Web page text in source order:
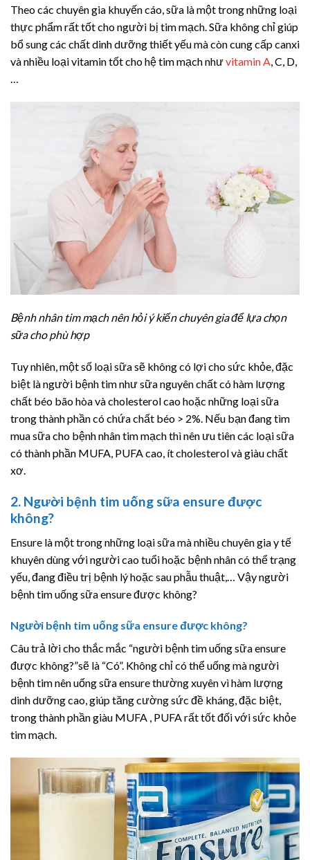
Theo các chuyên gia khuyến cáo, sữa là một trong những loại
thực phẩm rất tốt cho người bị tim mạch. Sữa không chỉ giúp
bổ sung các chất dinh dưỡng thiết yếu mà còn cung cấp canxi
và nhiều loại vitamin tốt cho hệ tim mạch nhưvitamin A , C, D,
Bệnh nhân tim mạch nên hỏi ý kiến chuyên gia để lựa chọn
sữa cho phù hợp
Tuy nhiên, một số loại sữa sẽ không có lợi cho sức khỏe, đặc
biệt là người bệnh tim như sữa nguyên chất có hàm lượng
chất béo bão hòa và cholesterol cao hoặc những loại sữa
trong thành phần có chứa chất béo > 2%. Nếu bạn đang tìm
mua sữa cho bệnh nhân tim mạch thì nên ưu tiên các loại sữa
có thành phần MUFA, PUFA cao, ít cholesterol và giàu chất
xơ.
2. Người bệnh tim uống sữa ensure được
không?
Ensure là một trong những loại sữa mà nhiều chuyên gia y tế
khuyên dùng với người cao tuổi hoặc bệnh nhân có thể trạng
yếu, đang điều trị bệnh lý hoặc sau phẫu thuật,… Vậy người
bệnh tim uống sữa ensure được không?
Người bệnh tim uống sữa ensure được không?
Câu trả lời cho thắc mắc “người bệnh tim uống sữa ensure
được không?”sẽ là “Có”. Không chỉ có thể uống mà người
bệnh tim nên uống sữa ensure thường xuyên vì hàm lượng
dinh dưỡng cao, giúp tăng cường sức đề kháng, đặc biệt,
trong thành phần giàu MUFA , PUFA rất tốt đối với sức khỏe
tim mạch.